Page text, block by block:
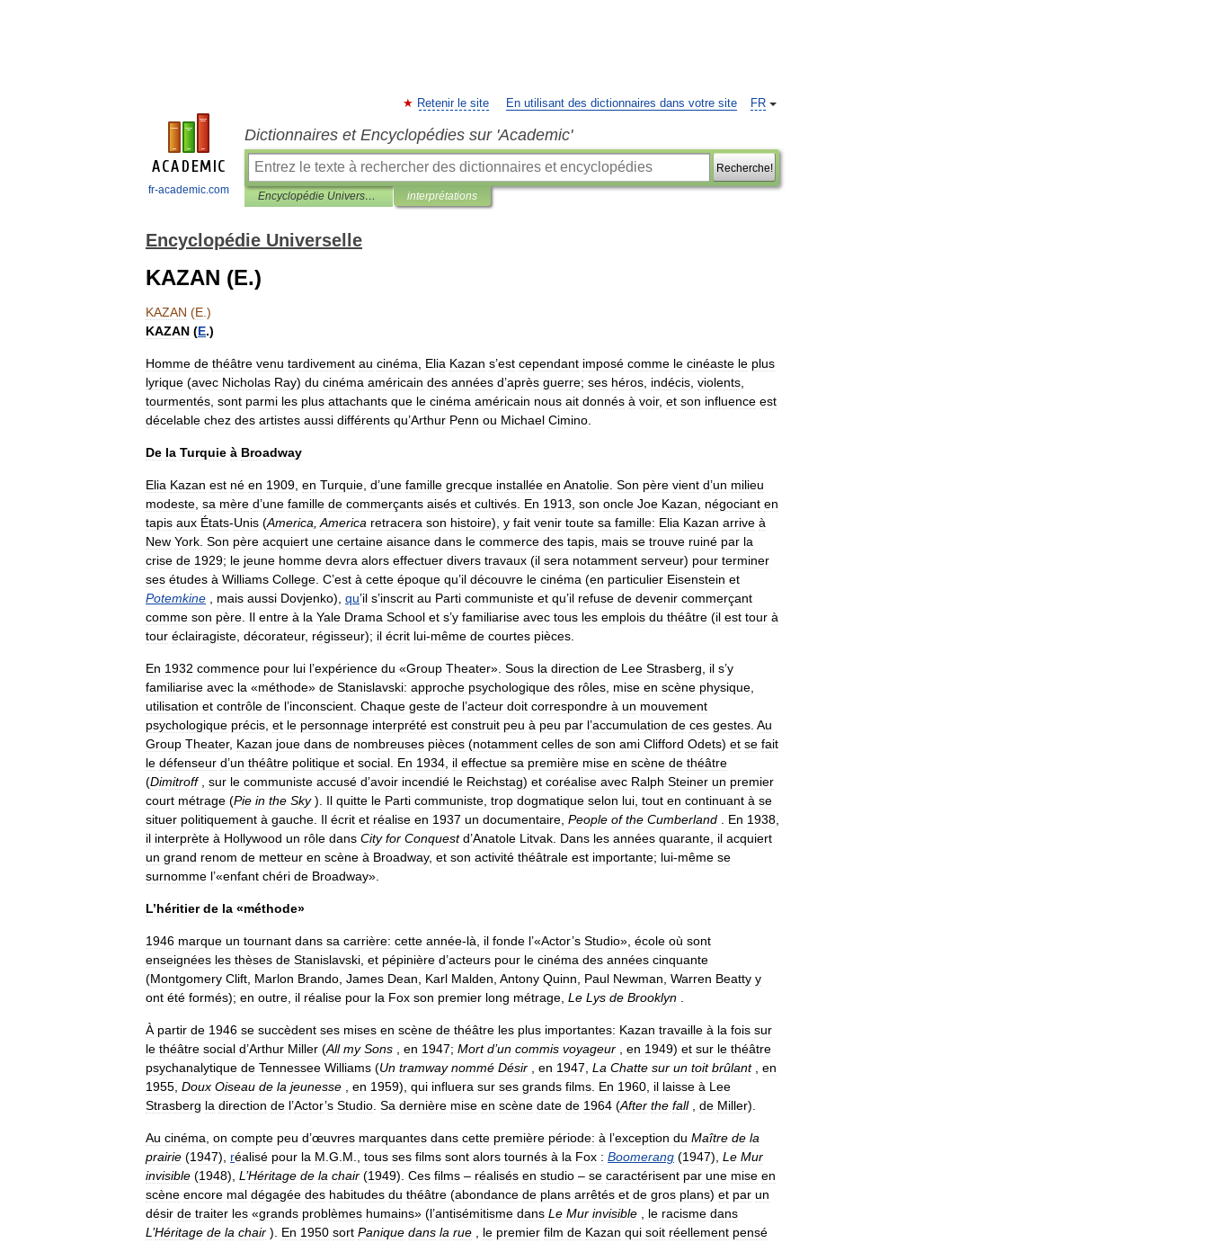
fr-academic.com
FR
Retenir le site En utilisant des dictionnaires dans votre site
Dictionnaires et Encyclopédies sur 'Academic'
Recherche!
Encyclopédie Universelle interprétations
Encyclopédie Universelle
KAZAN (E.)
KAZAN (E .)
KAZAN (E.)
Homme de théâtre venu tardivement au cinéma Elia Kazan s’est cependant imposé comme le cinéaste le plus
lyrique (avec Nicholas Ray) du cinéma américain des années d’après guerre; ses héros indécis violents
tourmentés sont parmi les plus attachants que le cinéma américain nous ait donnés à voir, et son influence est
décelable chez des artistes aussi différents qu’Arthur Penn ou Michael Cimino
De la Turquie à Broadway
Elia Kazan est né en 1909 en Turquie d’une famille grecque installée en Anatolie Son père vient d’un milieu
modeste sa mère d’une famille de commerçants aisés et cultivés En 1913 son oncle Joe Kazan négociant en
tapis aux États-Unis (America America retracera son histoire), y fait venir toute sa famille: Elia Kazan arrive à
New York Son père acquiert une certaine aisance dans le commerce des tapis mais se trouve ruiné par la
crise de 1929; le jeune homme devra alors effectuer divers travaux (il sera notamment serveur) pour terminer
ses études à Williams College C’est à cette époque qu’il découvre le cinéma (en particulier Eisenstein et
Potemkine
mais aussi Dovjenko), qu’il s’inscrit au Parti communiste et qu’il refuse de devenir commerçant
comme son père Il entre à la Yale Drama School et s’y familiarise avec tous les emplois du théâtre (il est tour à
tour éclairagiste décorateur, régisseur); il écrit lui-même de courtes pièces
En 1932 commence pour lui l’expérience du «Group Theater». Sous la direction de Lee Strasberg il s’y
familiarise avec la «méthode» de Stanislavski: approche psychologique des rôles mise en scène physique
utilisation et contrôle de l’inconscient Chaque geste de l’acteur doit correspondre à un mouvement
psychologique précis et le personnage interprété est construit peu à peu par l’accumulation de ces gestes Au
Group Theater, Kazan joue dans de nombreuses pièces (notamment celles de son ami Clifford Odets) et se fait
le défenseur d’un théâtre politique et social En 1934 il effectue sa première mise en scène de théâtre
(Dimitroff, sur le communiste accusé d’avoir incendié le Reichstag) et coréalise avec Ralph Steiner un premier
court métrage (Pie in the Sky). Il quitte le Parti communiste trop dogmatique selon lui tout en continuant à se
situer politiquement à gauche Il écrit et réalise en 1937 un documentaire People of the Cumberland En 1938
il interprète à Hollywood un rôle dans City for Conquest d’Anatole Litvak Dans les années quarante il acquiert
un grand renom de metteur en scène à Broadway, et son activité théâtrale est importante; lui-même se
surnomme l’«enfant chéri de Broadway».
L’héritier de la «méthode»
1946 marque un tournant dans sa carrière: cette année-là il fonde l’«Actor’s Studio», école où sont
enseignées les thèses de Stanislavski et pépinière d’acteurs pour le cinéma des années cinquante
(Montgomery Clift Marlon Brando James Dean Karl Malden Antony Quinn Paul Newman Warren Beatty y
ont été formés); en outre il réalise pour la Fox son premier long métrage Le Lys de Brooklyn
À partir de 1946 se succèdent ses mises en scène de théâtre les plus importantes: Kazan travaille à la fois sur
le théâtre social d’Arthur Miller (All my Sons en 1947; Mort d’un commis voyageur en 1949) et sur le théâtre
psychanalytique de Tennessee Williams (Un tramway nommé Désir en 1947 La Chatte sur un toit brûlant, en
1955 Doux Oiseau de la jeunesse en 1959), qui influera sur ses grands films En 1960 il laisse à Lee
Strasberg la direction de l’Actor’s Studio Sa dernière mise en scène date de 1964 (After the fall, de Miller).
Au cinéma on compte peu d’œuvres marquantes dans cette première période: à l’exception du Maître de la
prairie (1947), réalisé pour la M G M tous ses films sont alors tournés à la Fox : Boomerang (1947), Le Mur
invisible (1948), L ’Héritage de la chair (1949). Ces films – réalisés en studio – se caractérisent par une mise en
scène encore mal dégagée des habitudes du théâtre (abondance de plans arrêtés et de gros plans) et par un
désir de traiter les «grands problèmes humains» (l’antisémitisme dans Le Mur invisible le racisme dans
L ’Héritage de la chair ). En 1950 sort Panique dans la rue le premier film de Kazan qui soit réellement pensé